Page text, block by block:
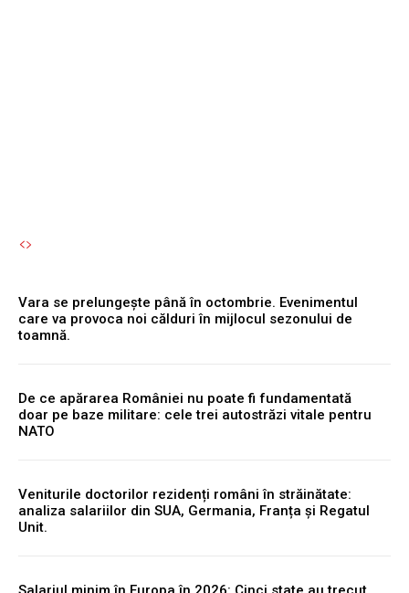
Vara se prelungește până în octombrie. Evenimentul
care va provoca noi călduri în mijlocul sezonului de
toamnă.
De ce apărarea României nu poate fi fundamentată
doar pe baze militare: cele trei autostrăzi vitale pentru
NATO
Veniturile doctorilor rezidenți români în străinătate:
analiza salariilor din SUA, Germania, Franța și Regatul
Unit.